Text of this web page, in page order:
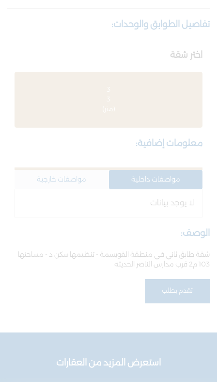
تفاصيل الطوابق والوحدات:
اختر شقة
معلومات إضافية:
مواصفات داخلية مواصفات خارجية
لا يوجد بيانات
الوصف:
شقة طابق ثاني في منطقة القويسمة - تنظيمها سكن د - مساحتها
103 م2 قرب مدارس الناصر الحديثه
تقدم بطلب
استعرض المزيد من العقارات